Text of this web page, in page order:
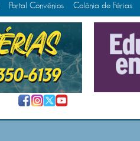
Portal Convênios Colônia de Férias